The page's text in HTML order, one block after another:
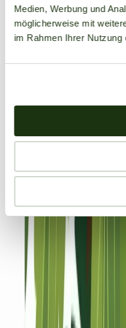
Medien, Werbung und
möglicherweise mit
im Rahmen Ihrer